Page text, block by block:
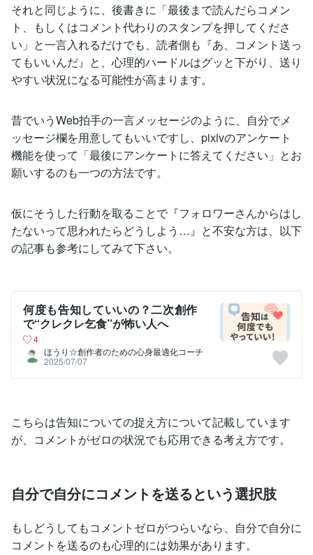
それと同じように、後書きに「最後まで読んだらコメン
ト、もしくはコメント代わりのスタンプを押してくださ
い」と一言入れるだけでも、読者側も『あ、コメント送っ
てもいいんだ』と、心理的ハードルはグッと下がり、送り
やすい状況になる可能性が高まります。
昔でいうWeb拍手の一言メッセージのように、自分でメ
ッセージ欄を用意してもいいですし、pixivのアンケート
機能を使って「最後にアンケートに答えてください」とお
願いするのも一つの方法です。
仮にそうした行動を取ることで『フォロワーさんからはし
たないって思われたらどうしよう…』と不安な方は、以下
の記事も参考にしてみて下さい。
何度も告知していいの？二次創作
で“クレクレ乞食”が怖い人へ
4
ほうり☆創作者のための心身最適化コーチ
2025/07/07
こちらは告知についての捉え方について記載しています
が、コメントがゼロの状況でも応用できる考え方です。
自分で自分にコメントを送るという選択肢
もしどうしてもコメントゼロがつらいなら、自分で自分に
コメントを送るのも心理的には効果があります。